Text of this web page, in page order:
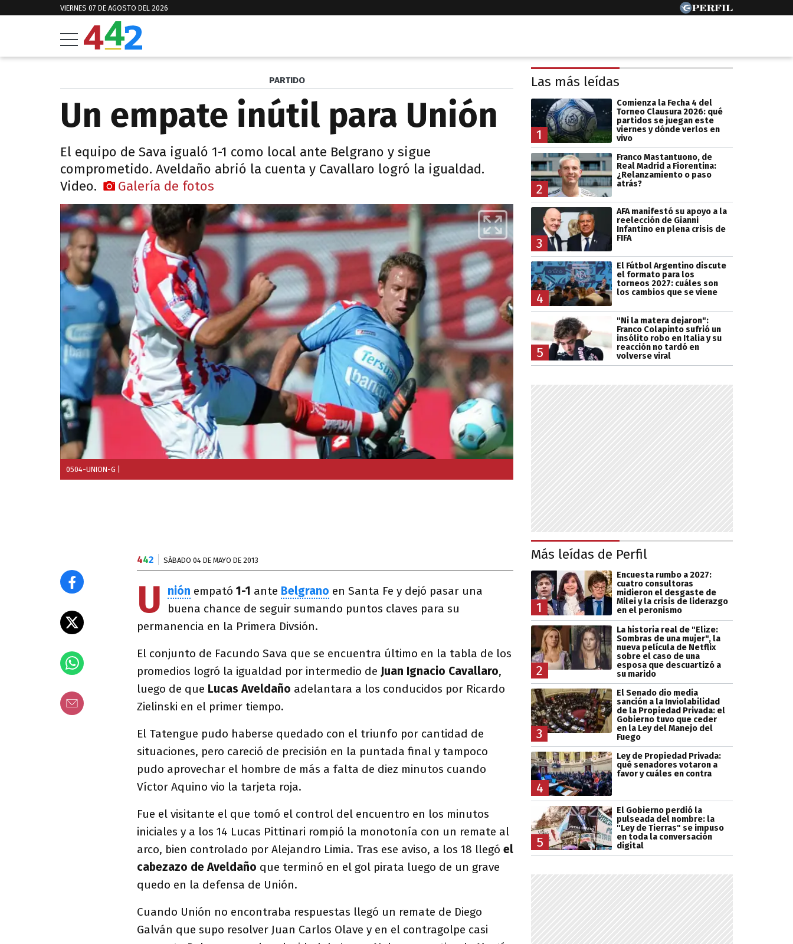
VIERNES 07 DE AGOSTO DEL 2026
PARTIDO
Un empate inútil para Unión
El equipo de Sava igualó 1-1 como local ante Belgrano y sigue
comprometido. Aveldaño abrió la cuenta y Cavallaro logró la igualdad.
Video.
Galería de fotos
0504-UNION-G
442 SÁBADO 04 DE MAYO DE 2013
U nión empató 1-1 ante Belgrano en Santa Fe y dejó pasar una
buena chance de seguir sumando puntos claves para su
permanencia en la Primera Divsión.
El conjunto de Facundo Sava que se encuentra último en la tabla de los
promedios logró la igualdad por intermedio de Juan Ignacio Cavallaro,
luego de que Lucas Aveldaño adelantara a los conducidos por Ricardo
Zielinski en el primer tiempo.
El Tatengue pudo haberse quedado con el triunfo por cantidad de
situaciones, pero careció de precisión en la puntada final y tampoco
pudo aprovechar el hombre de más a falta de diez minutos cuando
Víctor Aquino vio la tarjeta roja.
Fue el visitante el que tomó el control del encuentro en los minutos
iniciales y a los 14 Lucas Pittinari rompió la monotonía con un remate al
arco, bien controlado por Alejandro Limia. Tras ese aviso, a los 18 llegó el
cabezazo de Aveldaño que terminó en el gol pirata luego de un grave
quedo en la defensa de Unión.
Cuando Unión no encontraba respuestas llegó un remate de Diego
Galván que supo resolver Juan Carlos Olave y en el contragolpe casi
Las más leídas
1
Comienza la Fecha 4 del
Torneo Clausura 2026: qué
partidos se juegan este
viernes y dónde verlos en
vivo
2
Franco Mastantuono, de
Real Madrid a Fiorentina:
¿Relanzamiento o paso
atrás?
3
AFA manifestó su apoyo a la
reelección de Gianni
Infantino en plena crisis de
FIFA
4
El Fútbol Argentino discute
el formato para los
torneos 2027: cuáles son
los cambios que se viene
5
"Ni la matera dejaron":
Franco Colapinto sufrió un
insólito robo en Italia y su
reacción no tardó en
volverse viral
Más leídas de Perfil
1
Encuesta rumbo a 2027:
cuatro consultoras
midieron el desgaste de
Milei y la crisis de liderazgo
en el peronismo
2
La historia real de "Elize:
Sombras de una mujer", la
nueva película de Netflix
sobre el caso de una
esposa que descuartizó a
su marido
3
El Senado dio media
sanción a la Inviolabilidad
de la Propiedad Privada: el
Gobierno tuvo que ceder
en la Ley del Manejo del
Fuego
4
Ley de Propiedad Privada:
qué senadores votaron a
favor y cuáles en contra
5
El Gobierno perdió la
pulseada del nombre: la
"Ley de Tierras" se impuso
en toda la conversación
digital